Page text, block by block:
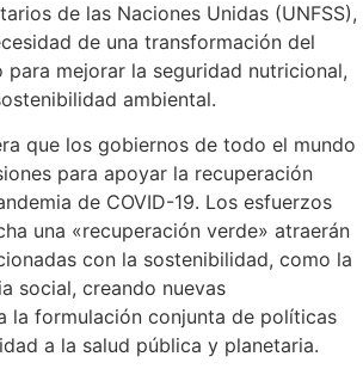
de las Naciones Unidas (UNFSS),
de una transformación del
para mejorar la seguridad nutricional,
ambiental.
que los gobiernos de todo el mundo
para apoyar la recuperación
de COVID-19. Los esfuerzos
una «recuperación verde» atraerán
con la sostenibilidad, como la
social, creando nuevas
la formulación conjunta de políticas
a la salud pública y planetaria.